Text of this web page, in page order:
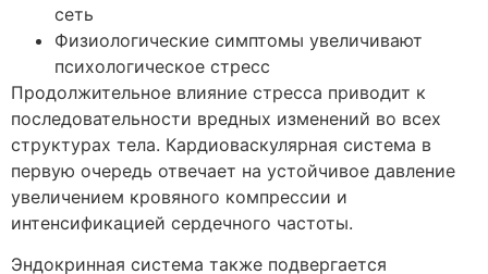
сеть
Физиологические симптомы увеличивают
психологическое стресс
Продолжительное влияние стресса приводит к
последовательности вредных изменений во всех
структурах тела. Кардиоваскулярная система в
первую очередь отвечает на устойчивое давление
увеличением кровяного компрессии и
интенсификацией сердечного частоты.
Эндокринная система также подвергается